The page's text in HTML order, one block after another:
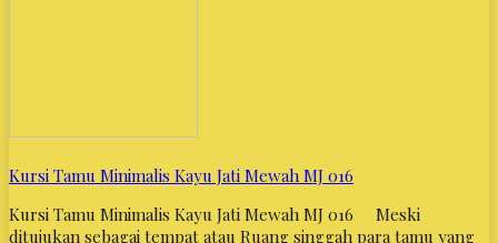
Kursi Tamu Minimalis Kayu Jati Mewah MJ 016
Kursi Tamu Minimalis Kayu Jati Mewah MJ 016 Meski
ditujukan sebagai tempat atau Ruang singgah para tamu yang